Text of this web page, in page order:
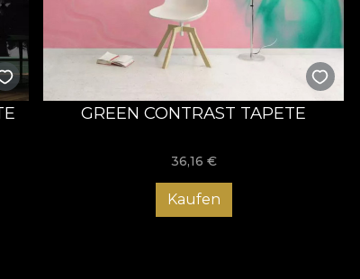
GREEN CONTRAST TAPETE
36,16 €
Kaufen